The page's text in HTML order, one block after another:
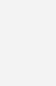
man für den
dieser Art
schöne Menge
Nutzvolumen